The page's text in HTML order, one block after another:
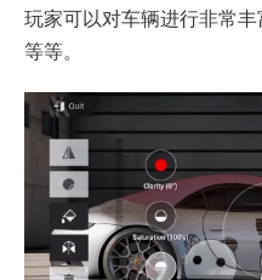
玩家可以对车辆进行非常
等等。